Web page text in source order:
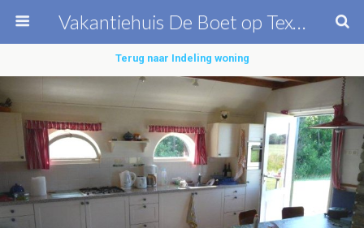
Vakantiehuis De Boet op Texel
Terug naar Indeling woning